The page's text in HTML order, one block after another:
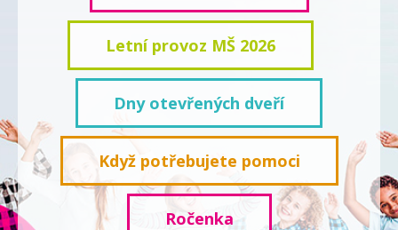
Letní provoz MŠ 2026
Dny otevřených dveří
Když potřebujete pomoci
Ročenka